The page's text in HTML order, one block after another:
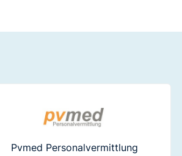
Pvmed Personalvermittlung